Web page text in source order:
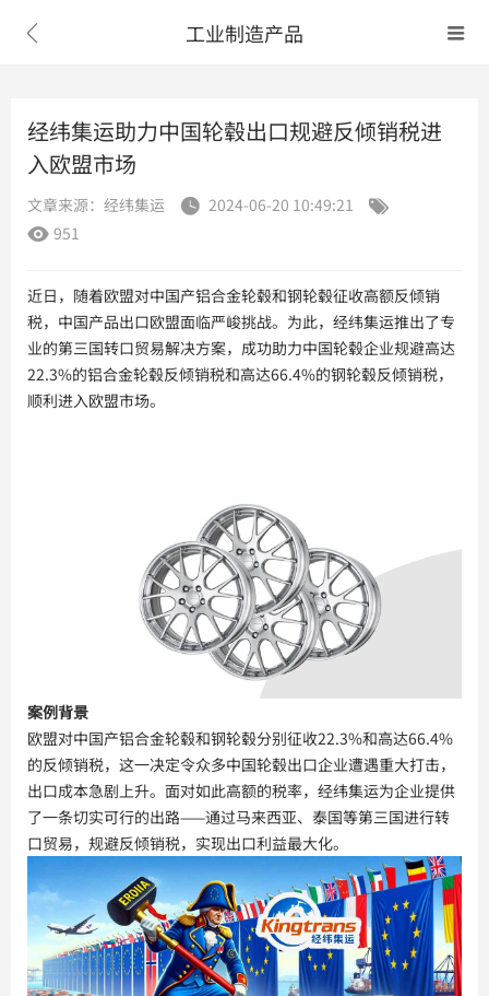
 工业制造产品 
经纬集运助力中国轮毂出口规避反倾销税进
入欧盟市场
文章来源：经纬集运  2024-06-20 10:49:21

 951
近日，随着欧盟对中国产铝合金轮毂和钢轮毂征收高额反倾销
税，中国产品出口欧盟面临严峻挑战。为此，经纬集运推出了专
业的第三国转口贸易解决方案，成功助力中国轮毂企业规避高达
22.3%的铝合金轮毂反倾销税和高达66.4%的钢轮毂反倾销税，
顺利进入欧盟市场。
案例背景
欧盟对中国产铝合金轮毂和钢轮毂分别征收22.3%和高达66.4%
的反倾销税，这一决定令众多中国轮毂出口企业遭遇重大打击，
出口成本急剧上升。面对如此高额的税率，经纬集运为企业提供
了一条切实可行的出路——通过马来西亚、泰国等第三国进行转
口贸易，规避反倾销税，实现出口利益最大化。